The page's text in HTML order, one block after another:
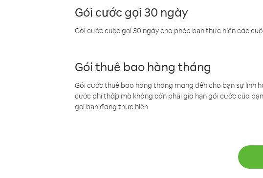
Gói cước gọi 30 ngày
Gói cước cuộc gọi 30 ngày cho phép bạn thực hiện các
Gói thuê bao hàng tháng
Gói cước thuê bao hàng tháng mang đến cho bạn sự linh
cước phí thấp mà không cần phải gia hạn gói cước của
gọi bạn đang thực hiện